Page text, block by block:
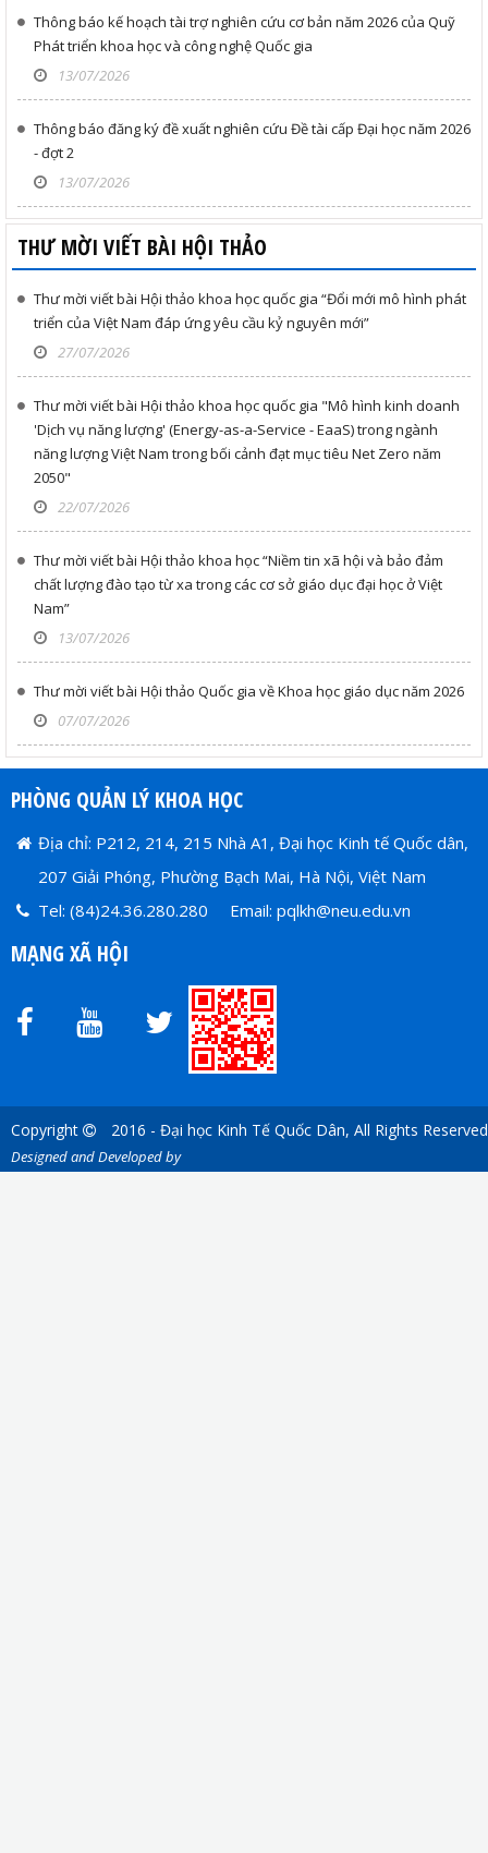
Thông báo kế hoạch tài trợ nghiên cứu cơ bản năm 2026 của Quỹ
Phát triển khoa học và công nghệ Quốc gia
13/07/2026
Thông báo đăng ký đề xuất nghiên cứu Đề tài cấp Đại học năm 2026
- đợt 2
13/07/2026
THƯ MỜI VIẾT BÀI HỘI THẢO
Thư mời viết bài Hội thảo khoa học quốc gia “Đổi mới mô hình phát
triển của Việt Nam đáp ứng yêu cầu kỷ nguyên mới”
27/07/2026
Thư mời viết bài Hội thảo khoa học quốc gia "Mô hình kinh doanh
'Dịch vụ năng lượng' (Energy-as-a-Service - EaaS) trong ngành
năng lượng Việt Nam trong bối cảnh đạt mục tiêu Net Zero năm
2050"
22/07/2026
Thư mời viết bài Hội thảo khoa học “Niềm tin xã hội và bảo đảm
chất lượng đào tạo từ xa trong các cơ sở giáo dục đại học ở Việt
Nam”
13/07/2026
Thư mời viết bài Hội thảo Quốc gia về Khoa học giáo dục năm 2026
07/07/2026
PHÒNG QUẢN LÝ KHOA HỌC
Địa chỉ: P212, 214, 215 Nhà A1, Đại học Kinh tế Quốc dân,
207 Giải Phóng, Phường Bạch Mai, Hà Nội, Việt Nam
Tel: (84)24.36.280.280 Email: pqlkh@neu.edu.vn
MẠNG XÃ HỘI
Copyright 2016 - Đại học Kinh Tế Quốc Dân, All Rights Reserved
Designed and Developed by